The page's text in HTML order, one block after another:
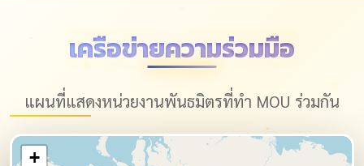
เครือข่ายความร่วมมือ
แผนที่แสดงหน่วยงานพันธมิตรที่ทำ MOU ร่วมกัน
+